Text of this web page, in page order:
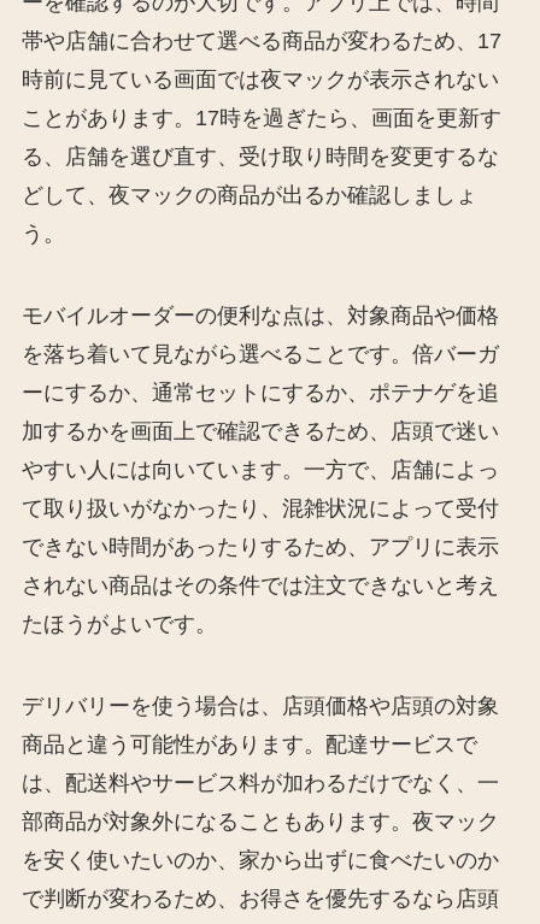
帯や店舗に合わせて選べる商品が変わるため、17
時前に見ている画面では夜マックが表示されない
ことがあります。17時を過ぎたら、画面を更新す
る、店舗を選び直す、受け取り時間を変更するな
どして、夜マックの商品が出るか確認しましょ
う。
モバイルオーダーの便利な点は、対象商品や価格
を落ち着いて見ながら選べることです。倍バーガ
ーにするか、通常セットにするか、ポテナゲを追
加するかを画面上で確認できるため、店頭で迷い
やすい人には向いています。一方で、店舗によっ
て取り扱いがなかったり、混雑状況によって受付
できない時間があったりするため、アプリに表示
されない商品はその条件では注文できないと考え
たほうがよいです。
デリバリーを使う場合は、店頭価格や店頭の対象
商品と違う可能性があります。配達サービスで
は、配送料やサービス料が加わるだけでなく、一
部商品が対象外になることもあります。夜マック
を安く使いたいのか、家から出ずに食べたいのか
で判断が変わるため、お得さを優先するなら店頭